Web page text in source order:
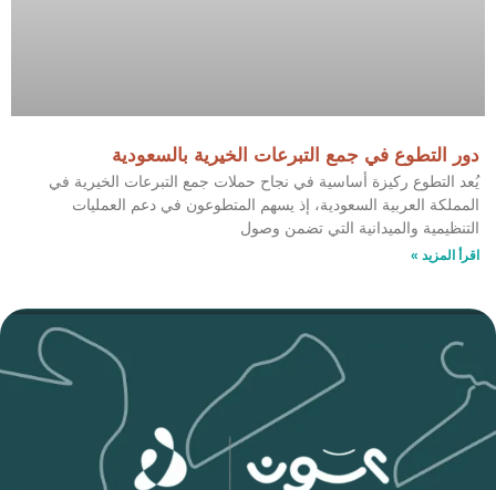
دور التطوع في جمع التبرعات الخيرية بالسعودية
يُعد التطوع ركيزة أساسية في نجاح حملات جمع التبرعات الخيرية في
المملكة العربية السعودية، إذ يسهم المتطوعون في دعم العمليات
التنظيمية والميدانية التي تضمن وصول
اقرأ المزيد »